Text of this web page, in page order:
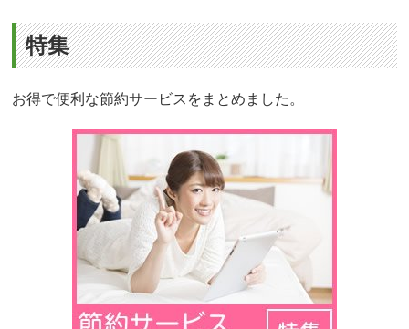
特集
お得で便利な節約サービスをまとめました。